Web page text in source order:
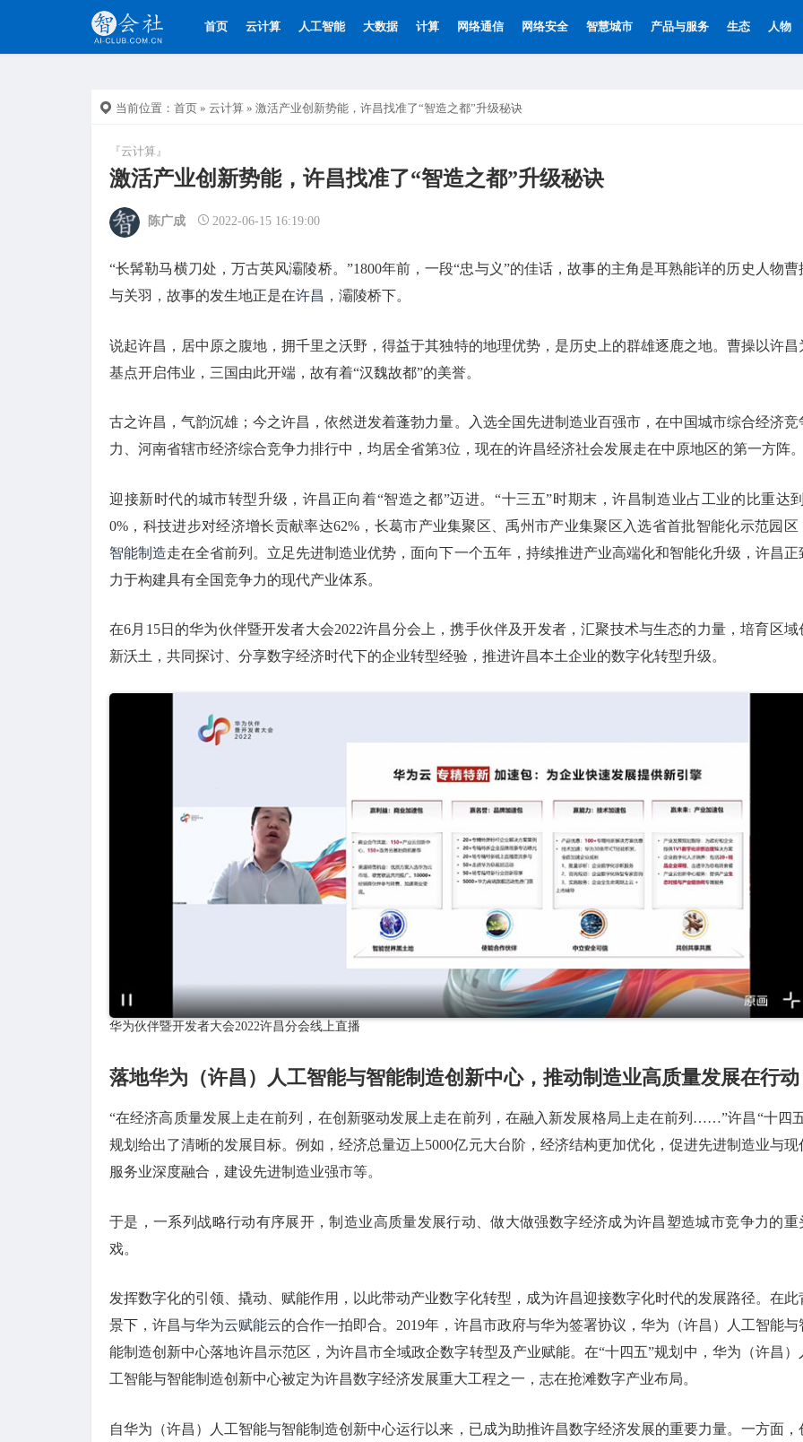
首页 云计算 人工智能 大数据 计算 网络通信 网络安全 智慧城市 产品与服务 生态 人物
当前位置： 首页 » 云计算 » 激活产业创新势能，许昌找准了“智造之都”升级秘诀
『云计算』
激活产业创新势能，许昌找准了“智造之都”升级秘诀
陈广成 2022-06-15 16:19:00
“长髯勒马横刀处，万古英风灞陵桥。”1800年前，一段“忠与义”的佳话，故事的主角是耳熟能详的历史人物曹
与关羽，故事的发生地正是在许昌 ，灞陵桥下。
说起许昌，居中原之腹地，拥千里之沃野，得益于其独特的地理优势，是历史上的群雄逐鹿之地。曹操以许昌
基点开启伟业，三国由此开端，故有着“汉魏故都”的美誉。
古之许昌，气韵沉雄；今之许昌，依然迸发着蓬勃力量。入选全国先进制造业百强市，在中国城市综合经济竞
力、河南省辖市经济综合竞争力排行中，均居全省第3位，现在的许昌经济社会发展走在中原地区的第一方阵。
迎接新时代的城市转型升级，许昌正向着“智造之都”迈进。“十三五”时期末，许昌制造业占工业的比重达
0%，科技进步对经济增长贡献率达62%，长葛市产业集聚区、禹州市产业集聚区入选省首批智能化示范园区
智能制造走在全省前列。立足先进制造业优势，面向下一个五年，持续推进产业高端化和智能化升级，许昌正
力于构建具有全国竞争力的现代产业体系。
在6月15日的华为伙伴暨开发者大会2022许昌分会上，携手伙伴及开发者，汇聚技术与生态的力量，培育区域
新沃土，共同探讨、分享数字经济时代下的企业转型经验，推进许昌本土企业的数字化转型升级。
华为伙伴暨开发者大会2022许昌分会线上直播
落地华为（许昌）人工智能与智能制造创新中心，推动制造业高质量发展在行动
“在经济高质量发展上走在前列，在创新驱动发展上走在前列，在融入新发展格局上走在前列……”许昌“十四
规划给出了清晰的发展目标。例如，经济总量迈上5000亿元大台阶，经济结构更加优化，促进先进制造业与现
服务业深度融合，建设先进制造业强市等。
于是，一系列战略行动有序展开，制造业高质量发展行动、做大做强数字经济成为许昌塑造城市竞争力的重
戏。
发挥数字化的引领、撬动、赋能作用，以此带动产业数字化转型，成为许昌迎接数字化时代的发展路径。在此
景下，许昌与华为云赋能云的合作一拍即合。2019年，许昌市政府与华为签署协议，华为（许昌）人工智能与
能制造创新中心落地许昌示范区，为许昌市全域政企数字转型及产业赋能。在“十四五”规划中，华为（许昌）
工智能与智能制造创新中心被定为许昌数字经济发展重大工程之一，志在抢滩数字产业布局。
自华为（许昌）人工智能与智能制造创新中心运行以来，已成为助推许昌数字经济发展的重要力量。一方面，